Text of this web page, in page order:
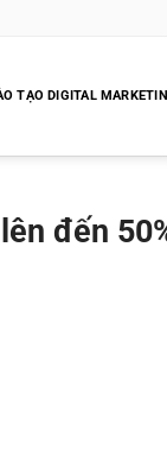
TẠO DIGITAL
đến